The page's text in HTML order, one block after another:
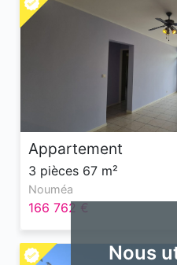
Nous
Appartement
3 pièces 67 m²
Nouméa
166 762 €